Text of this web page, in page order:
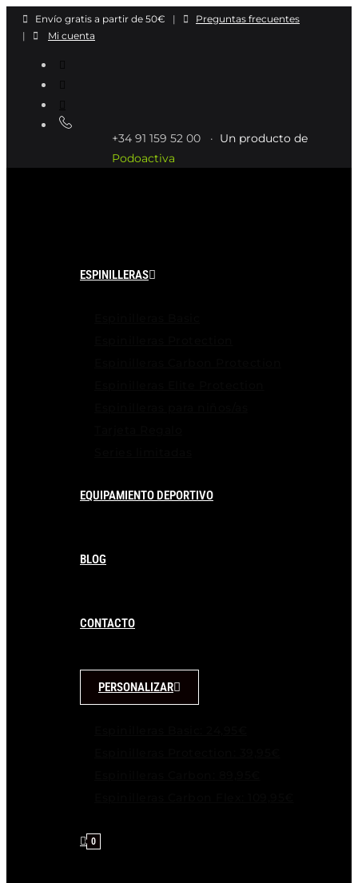
Envío gratis a partir de 50€ |
Preguntas frecuentes
|
Mi cuenta
+34 91 159 52 00 · Un producto de
Podoactiva
ESPINILLERAS
EQUIPAMIENTO DEPORTIVO
BLOG
CONTACTO
PERSONALIZAR
0